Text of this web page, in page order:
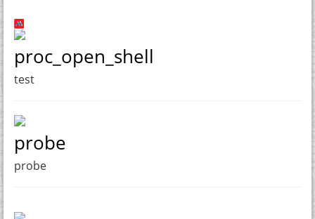
proc_open_shell
test
probe
probe